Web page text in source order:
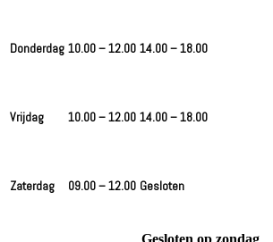
Donderdag 10.00 – 12.00 14.00 – 18.00
Vrijdag 10.00 – 12.00 14.00 – 18.00
Zaterdag 09.00 – 12.00 Gesloten
Gesloten op zondag